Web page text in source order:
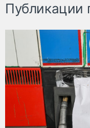
Публикации